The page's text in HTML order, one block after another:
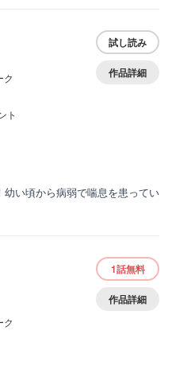
ク
ト
試し読み
作品詳細
い頃から病弱で喘息を患ってい
ク
1話無料
作品詳細